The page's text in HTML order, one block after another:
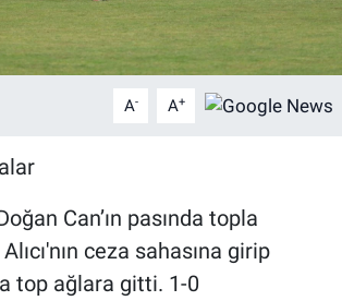
A- A+
Can’ın pasında topla
ceza sahasına girip
top ağlara gitti. 1-0